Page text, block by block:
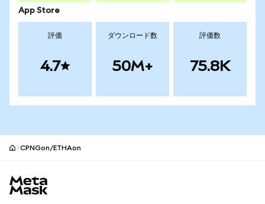
App Store
評価
4.7
ダウンロード数
50M+
評価数
75.8K
CPNGon/ETHAon